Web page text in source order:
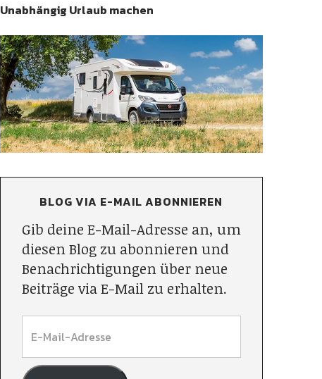
Unabhängig Urlaub machen
BLOG VIA E-MAIL ABONNIEREN
Gib deine E-Mail-Adresse an, um
diesen Blog zu abonnieren und
Benachrichtigungen über neue
Beiträge via E-Mail zu erhalten.